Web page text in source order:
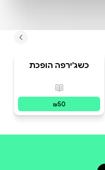
מודפס, דיגיטלי
כשג’ירפה הופכת
פורמטים זמינים
₪50